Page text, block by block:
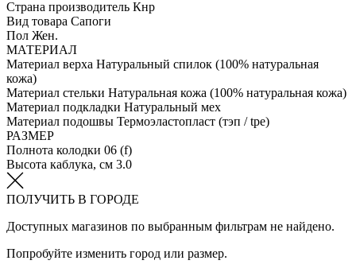
Страна производитель Кнр
Вид товара Сапоги
Пол Жен.
МАТЕРИАЛ
Материал верха Натуральный спилок (100% натуральная
кожа)
Материал стельки Натуральная кожа (100% натуральная кожа)
Материал подкладки Натуральный мех
Материал подошвы Термоэластопласт (тэп / tpe)
РАЗМЕР
Полнота колодки 06 (f)
Высота каблука, см 3.0
ПОЛУЧИТЬ В ГОРОДЕ
Доступных магазинов по выбранным фильтрам не найдено.
Попробуйте изменить город или размер.